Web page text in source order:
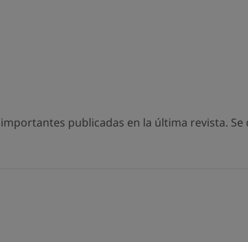
publicadas en la última revista.